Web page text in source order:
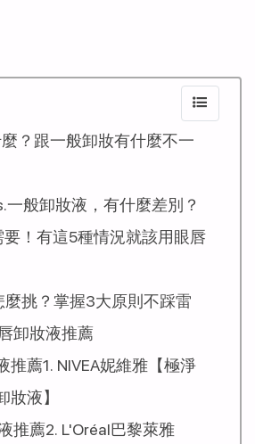
？跟一般卸妝有什麼不一
一般卸妝液，有什麼差別？
！有這5種情況就該用眼唇
麼挑？掌握3大原則不踩雷
卸妝液推薦
推薦1. NIVEA妮維雅【極淨
妝液】
推薦2. L'Oréal巴黎萊雅